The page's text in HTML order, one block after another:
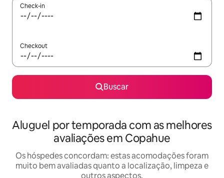
Check-in
Checkout
Buscar
Aluguel por temporada com as melhores
avaliações em Copahue
Os hóspedes concordam: estas acomodações foram
muito bem avaliadas quanto a localização, limpeza e
outros aspectos.